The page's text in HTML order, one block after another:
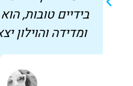
בידיים טובות,
ומדידה והוילון